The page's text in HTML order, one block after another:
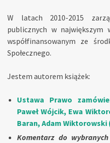
W latach 2010-2015
publicznych w największym
współfinansowanym ze
Społecznego.
Jestem autorem książek:
Ustawa Prawo
Paweł Wójcik, Ewa
Baran, Adam Wiktorowski
Komentarz do